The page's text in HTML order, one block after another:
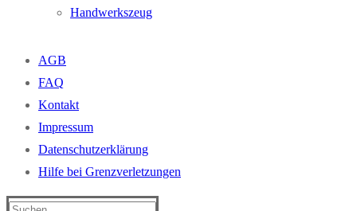
Handwerkszeug
AGB
FAQ
Kontakt
Impressum
Datenschutzerklärung
Hilfe bei Grenzverletzungen
Suchen